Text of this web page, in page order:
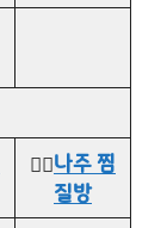
👉🏻나주 찜
질방